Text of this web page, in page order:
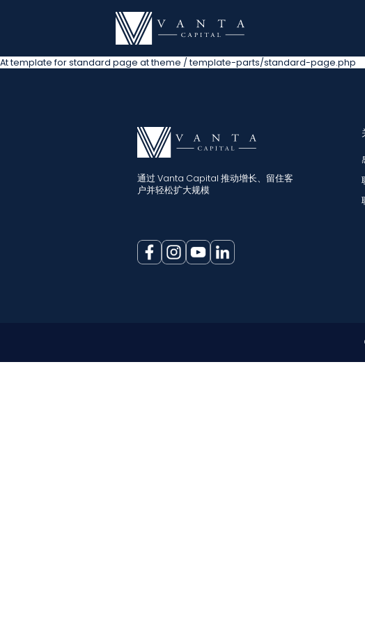
At template for standard page at theme / template-parts/standard-page.php
通过 Vanta Capital 推动增长、留住客
户并轻松扩大规模